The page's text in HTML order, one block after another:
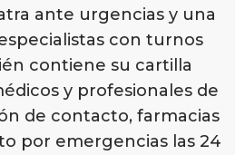
ante urgencias y una
con turnos
contiene su cartilla
y profesionales de
de contacto, farmacias
por emergencias las 24